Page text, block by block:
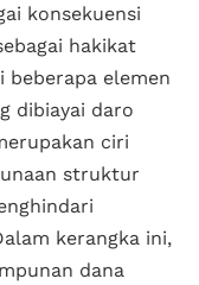
konsekuensi
hakikat
beberapa elemen
dibiayai daro
ciri
struktur
kerangka ini,
dana